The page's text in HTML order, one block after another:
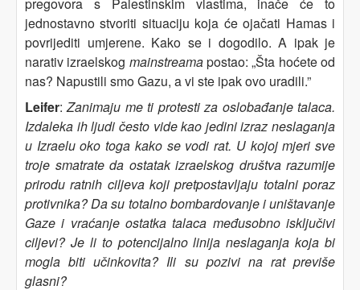
pregovora s Palestinskim vlastima, inače će to
jednostavno stvoriti situaciju koja će ojačati Hamas i
povrijediti umjerene. Kako se i dogodilo. A ipak je
narativ izraelskog mainstreamapostao: „Šta hoćete od
nas? Napustili smo Gazu, a vi ste ipak ovo uradili.”
Leifer:Zanimaju me ti protesti za oslobađanje talaca.
Izdaleka ih ljudi često vide kao jedini izraz neslaganja
u Izraelu oko toga kako se vodi rat. U kojoj mjeri sve
troje smatrate da ostatak izraelskog društva razumije
prirodu ratnih ciljeva koji pretpostavljaju totalni poraz
protivnika? Da su totalno bombardovanje i uništavanje
Gaze i vraćanje ostatka talaca međusobno isključivi
ciljevi? Je li to potencijalno linija neslaganja koja bi
mogla biti učinkovita? Ili su pozivi na rat previše
glasni?